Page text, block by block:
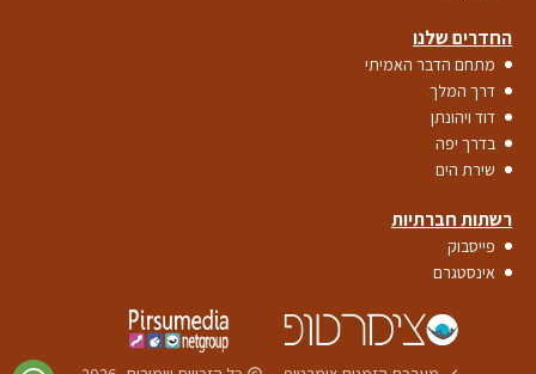
החדרים שלנו
מתחם הדבר האמיתי
דרך המלך
דוד ויהונתן
בדרך יפה
שירת הים
רשתות חברתיות
פייסבוק
אינסטגרם